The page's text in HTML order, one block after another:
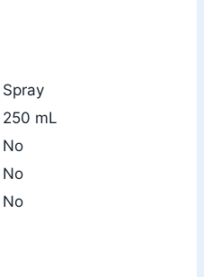
Spray
250 mL
No
No
No